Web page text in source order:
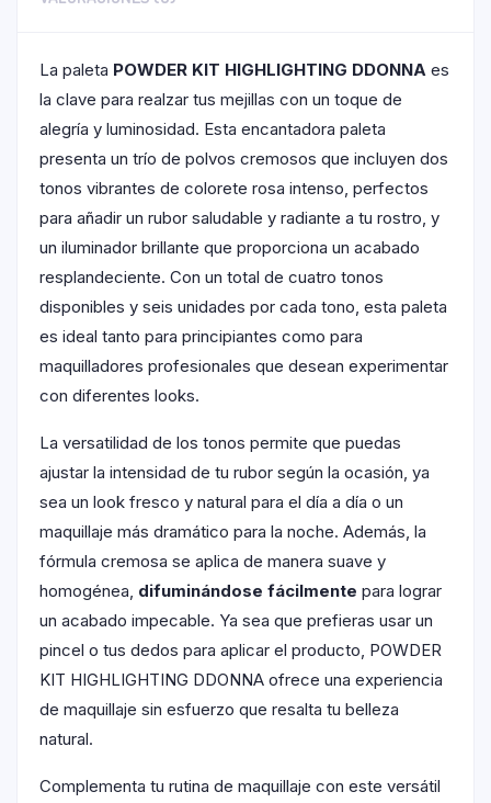
La paleta POWDER KIT HIGHLIGHTING DDONNA es
la clave para realzar tus mejillas con un toque de
alegría y luminosidad. Esta encantadora paleta
presenta un trío de polvos cremosos que incluyen dos
tonos vibrantes de colorete rosa intenso, perfectos
para añadir un rubor saludable y radiante a tu rostro, y
un iluminador brillante que proporciona un acabado
resplandeciente. Con un total de cuatro tonos
disponibles y seis unidades por cada tono, esta paleta
es ideal tanto para principiantes como para
maquilladores profesionales que desean experimentar
con diferentes looks.
La versatilidad de los tonos permite que puedas
ajustar la intensidad de tu rubor según la ocasión, ya
sea un look fresco y natural para el día a día o un
maquillaje más dramático para la noche. Además, la
fórmula cremosa se aplica de manera suave y
homogénea, difuminándose fácilmente para lograr
un acabado impecable. Ya sea que prefieras usar un
pincel o tus dedos para aplicar el producto, POWDER
KIT HIGHLIGHTING DDONNA ofrece una experiencia
de maquillaje sin esfuerzo que resalta tu belleza
natural.
Complementa tu rutina de maquillaje con este versátil